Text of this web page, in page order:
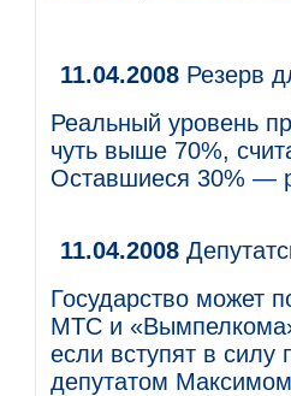
11.04.2008 Резерв
Реальный уровень
чуть выше 70%,
Оставшиеся 30% —
11.04.2008
Государство может
МТС и
если вступят в силу
депутатом